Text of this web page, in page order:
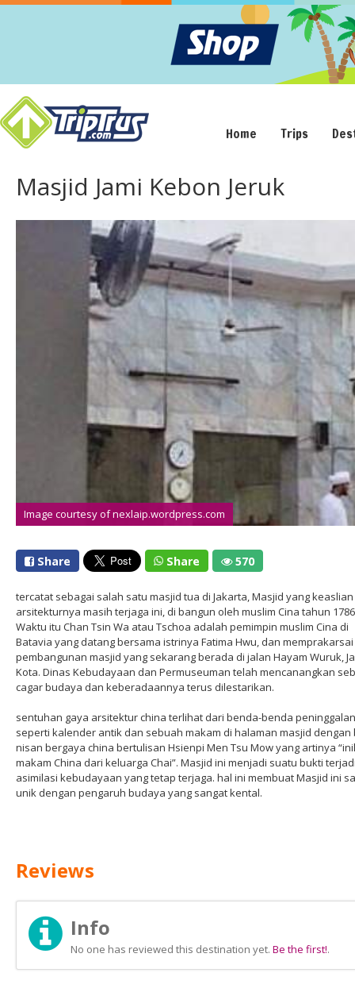
Home Trips
Masjid Jami Kebon Jeruk
Image courtesy of nexlaip.wordpress.com
Share Share 570
tercatat sebagai salah satu masjid tua di Jakarta, Masjid yang keaslian
arsitekturnya masih terjaga ini, di bangun oleh muslim Cina tahun
Waktu itu Chan Tsin Wa atau Tschoa adalah pemimpin muslim Cina di
Batavia yang datang bersama istrinya Fatima Hwu, dan memprakarsai
pembangunan masjid yang sekarang berada di jalan Hayam Wuruk,
Kota. Dinas Kebudayaan dan Permuseuman telah mencanangkan
cagar budaya dan keberadaannya terus dilestarikan.
sentuhan gaya arsitektur china terlihat dari benda-benda
seperti kalender antik dan sebuah makam di halaman masjid dengan
nisan bergaya china bertulisan Hsienpi Men Tsu Mow yang artinya
makam China dari keluarga Chai”. Masjid ini menjadi suatu bukti
asimilasi kebudayaan yang tetap terjaga. hal ini membuat Masjid ini
unik dengan pengaruh budaya yang sangat kental.
Reviews
Info
No one has reviewed this destination yet. Be the first!.